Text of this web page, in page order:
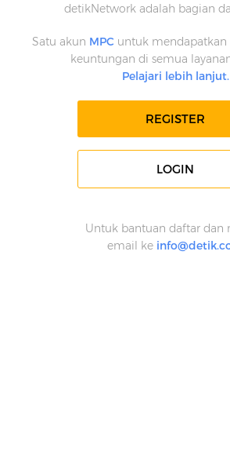
detikNetwork adalah bagian
Satu akun MPC untuk
keuntungan di semua
Pelajari lebih lanjut.
REGISTER
LOGIN
Untuk bantuan daftar dan
email ke